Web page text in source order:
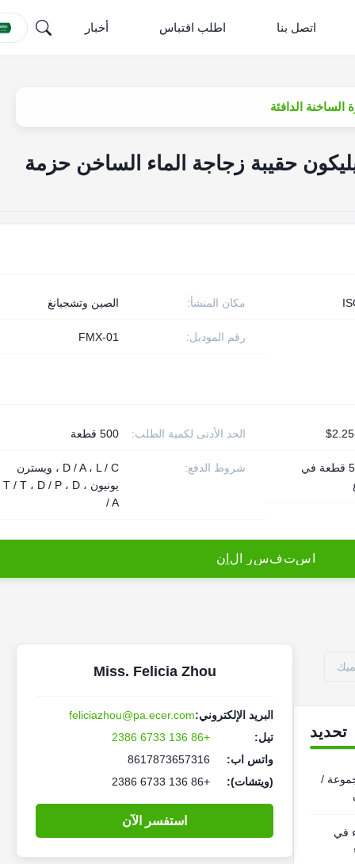
اتصل بنا اطلب اقتباس أخبار
الدافئة
حقيبة زجاجة الماء الساخن حزمة
مكان المنشأ: الصين وتشجيانغ
رقم الموديل: FMX-01
الحد الأدنى لكمية الطلب: 500 قطعة
شروط الدفع:
D / A ، L / C ، ويسترن
يونيون ، T / T ، D / P ، D
/ A
500000 قطعة في
ستفسر ل ن
تحديد
/
في
Miss. Felicia Zhou
البريد الإلكتروني:feliciazhou@pa.ecer.com
تيل:
+86 136 6733 2386
واتس اب:
8617873657316
(ويتشات):
+86 136 6733 2386
استفسر الآن